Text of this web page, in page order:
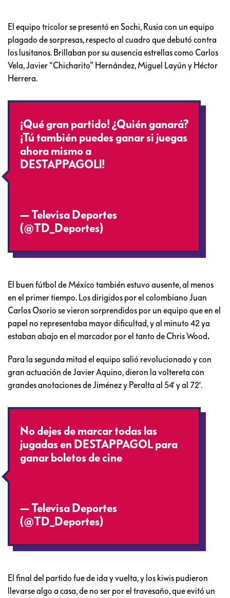
El equipo tricolor se presentó en Sochi, Rusia con un equipo
plagado de sorpresas, respecto al cuadro que debutó contra
los lusitanos. Brillaban por su ausencia estrellas como Carlos
Vela, Javier “Chicharito” Hernández, Miguel Layún y Héctor
Herrera.
¡Qué gran partido! ¿Quién ganará?
¡Tú también puedes ganar si juegas
ahora mismo a
DESTAPPAGOLl!
— Televisa Deportes
(@TD_Deportes)
El buen fútbol de México también estuvo ausente, al menos
en el primer tiempo. Los dirigidos por el colombiano Juan
Carlos Osorio se vieron sorprendidos por un equipo que en el
papel no representaba mayor dificultad, y al minuto 42 ya
estaban abajo en el marcador por el tanto de Chris Wood.
Para la segunda mitad el equipo salió revolucionado y con
gran actuación de Javier Aquino, dieron la voltereta con
grandes anotaciones de Jiménez y Peralta al 54′ y al 72′.
No dejes de marcar todas las
jugadas en DESTAPPAGOL para
ganar boletos de cine
— Televisa Deportes
(@TD_Deportes)
El final del partido fue de ida y vuelta, y los kiwis pudieron
llevarse algo a casa, de no ser por el travesaño, que evitó un